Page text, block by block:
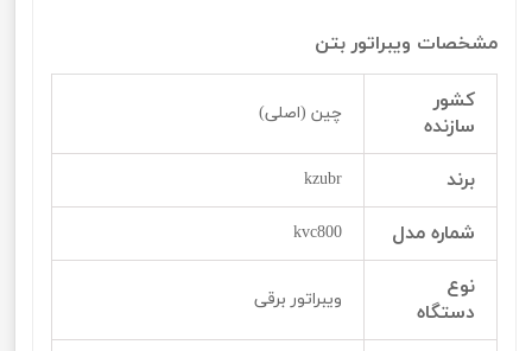
مشخصات ویبراتور بتن
کشور
سازنده
چین (اصلی)
برند kzubr
شماره مدل kvc800
نوع
دستگاه
ویبراتور برقی